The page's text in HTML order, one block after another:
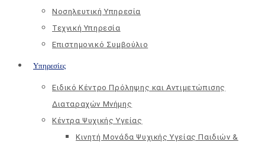
Νοσηλευτική Υπηρεσία
Τεχνική Υπηρεσία
Επιστημονικό Συμβούλιο
Υπηρεσίες
Ειδικό Κέντρο Πρόληψης και Αντιμετώπισης
Διαταραχών Μνήμης
Κέντρα Ψυχικής Υγείας
Κινητή Μονάδα Ψυχικής Υγείας Παιδιών &